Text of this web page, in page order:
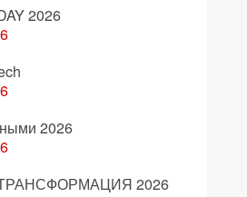
2026
2026
ТРАНСФОРМАЦИЯ 2026